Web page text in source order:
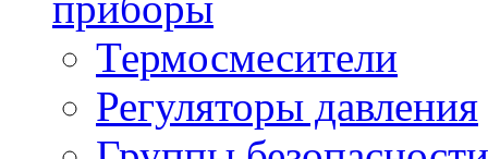
Термосмесители
Регуляторы давления